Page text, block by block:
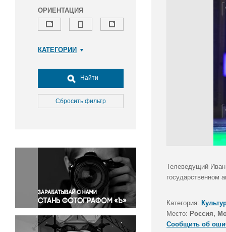
ОРИЕНТАЦИЯ
КАТЕГОРИИ
Досуг, туризм и отдых
Культура
Медицина
Окружающая среда
Политика
Правосудие
Происшествия и конфликты
Религия
Светская жизнь
Спорт
Найти
Сбросить фильтр
Телеведущий Иван
государственном
Категория:
Место: Россия,
Сообщить об